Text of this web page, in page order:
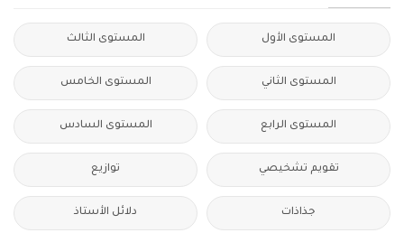
المستوى الأول المستوى الثالث
المستوى الثاني المستوى الخامس
المستوى الرابع المستوى السادس
تقويم تشخيصي توازيع
جذاذات دلائل الأستاذ